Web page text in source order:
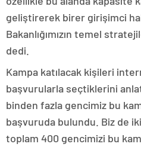
geliştirerek birer girişimci
Bakanlığımızın temel
dedi.
Kampa katılacak kişileri
başvurularla seçtiklerini
binden fazla gencimiz bu
başvuruda bulundu. Biz de
toplam 400 gencimizi bu